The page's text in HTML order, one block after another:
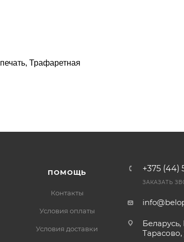
Трафаретная
ПОМОЩЬ
Контакты
Условия оплаты
Условия доставки
+375 (44)
ЗАКАЗАТЬ
Беларусь,
Тарасово,